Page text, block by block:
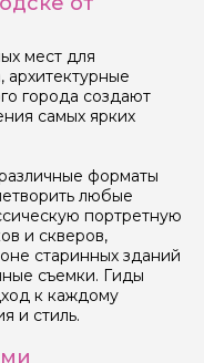
мест для
архитектурные
города создают
самых ярких
форматы
любые
портретную
и скверов,
старинных зданий
съемки. Гиды
к каждому
и стиль.
можете их
персональных